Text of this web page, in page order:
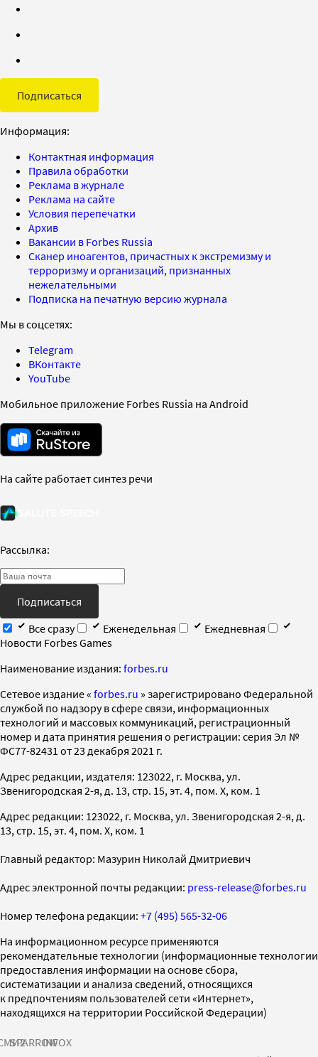
Подписаться
Информация:
Контактная информация
Правила обработки
Реклама в журнале
Реклама на сайте
Условия перепечатки
Архив
Вакансии в Forbes Russia
Сканер иноагентов, причастных к экстремизму и
терроризму и организаций, признанных
нежелательными
Подписка на печатную версию журнала
Мы в соцсетях:
Telegram
ВКонтакте
YouTube
Мобильное приложение Forbes Russia на Android
На сайте работает синтез речи
Рассылка:
Подписаться
Все сразу
Еженедельная
Ежедневная
Новости Forbes Games
Наименование издания: forbes.ru
Cетевое издание « forbes.ru » зарегистрировано Федеральной
службой по надзору в сфере связи, информационных
технологий и массовых коммуникаций, регистрационный
номер и дата принятия решения о регистрации: серия Эл №
ФС77-82431 от 23 декабря 2021 г.
Адрес редакции, издателя: 123022, г. Москва, ул.
Звенигородская 2-я, д. 13, стр. 15, эт. 4, пом. X, ком. 1
Адрес редакции: 123022, г. Москва, ул. Звенигородская 2-я, д.
13, стр. 15, эт. 4, пом. X, ком. 1
Главный редактор: Мазурин Николай Дмитриевич
Адрес электронной почты редакции: press-release@forbes.ru
Номер телефона редакции: +7 (495) 565-32-06
На информационном ресурсе применяются
рекомендательные технологии (информационные технологии
предоставления информации на основе сбора,
систематизации и анализа сведений, относящихся
к предпочтениям пользователей сети «Интернет»,
находящихся на территории Российской Федерации)
SPARROWINFOX